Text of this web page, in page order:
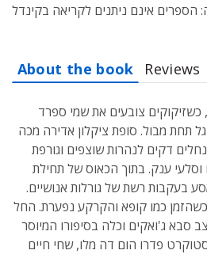
הספרים אינם ניתנים לקריאה בקינדל
About the book Reviews
צובעים את שמי ספרד
תחת מבול. סופת ציקלון אדירה מכה
דקים לנהרות שוצפים וגורפת
ענק. בתוך הכאוס של תחילת
בעקבות רשת של גורלות אנושיים.
כמו קופא והקרקע נפערת. החל
סבא ג'ואקים וכלה בסיפורו המיוסר
פדרו הום דה מלו, שחי חיים